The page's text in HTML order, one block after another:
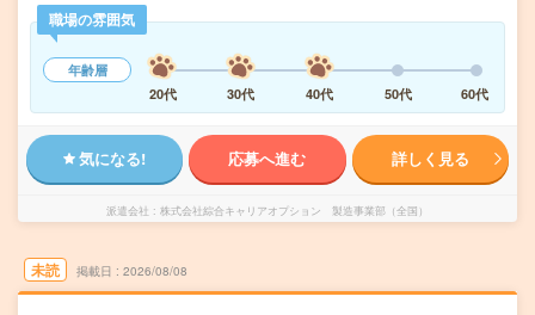
職場の雰囲気
年齢層
20代
30代 40代 50代 60代
気になる! 応募へ進む 詳しく見る
派遣会社 株式会社綜合キャリアオプション 製造事業部（全国）
未読 掲載日 2026/08/08